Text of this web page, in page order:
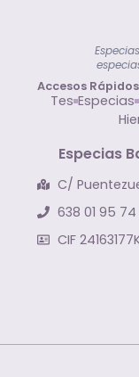
Accesos Rápidos
Tes Especias
Especias
C/
638 01 95 74
CIF